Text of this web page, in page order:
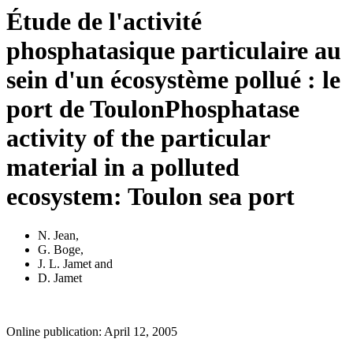
Étude de l'activité
phosphatasique particulaire au
sein d'un écosystème pollué : le
port de ToulonPhosphatase
activity of the particular
material in a polluted
ecosystem: Toulon sea port
N. Jean,
G. Boge,
J. L. Jamet and
D. Jamet
Online publication: April 12, 2005